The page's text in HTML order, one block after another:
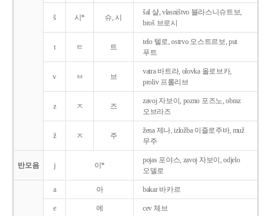
š 시* 슈, 시
šal 샬, vlasništvo 블라스니슈트보,
broš 브로시
t ㅌ 트
telo 텔로, ostrvo 오스트르보, put
푸트
v ㅂ 브
vatra 바트라, olovka 올로브카,
proliv 프롤리브
z ㅈ 즈
zavoj 자보이, pozno 포즈노, obraz
오브라즈
ž ㅈ 주
žena 제나, izložba 이즐로주바, muž
무주
반모음 j 이*
pojas 포야스, zavoj 자보이, odjelo
오델로
a 아 bakar 바카르
e 에 cev 체브